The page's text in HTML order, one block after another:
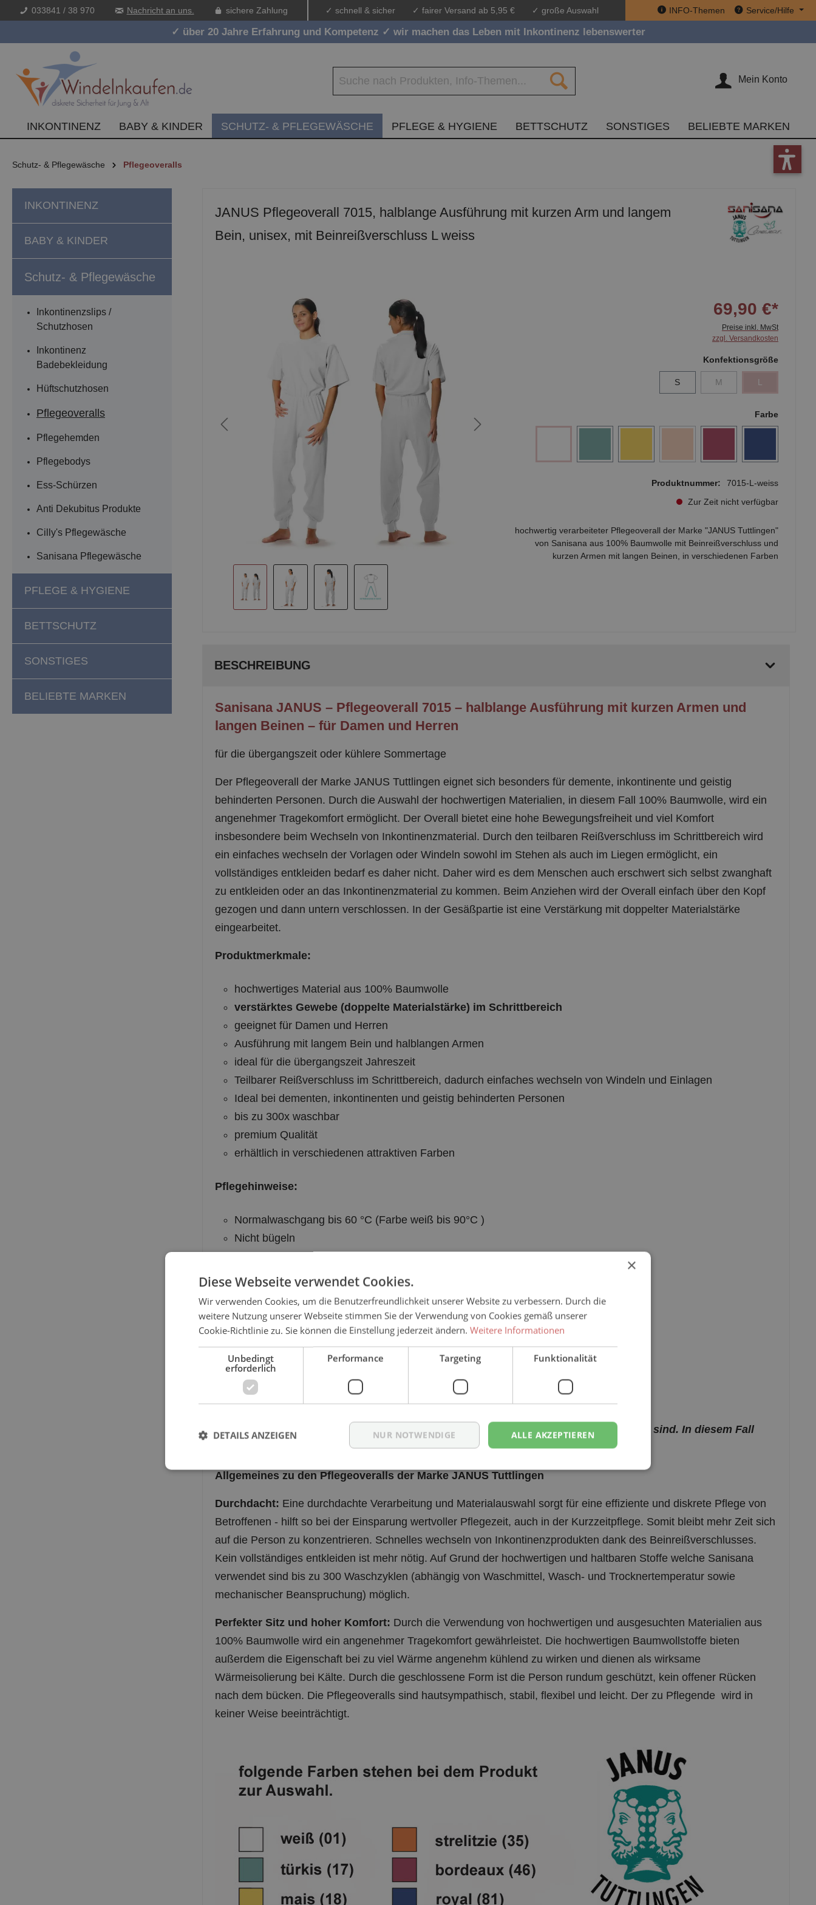
springen
033841 / 38 970 Nachricht an uns. sichere Zahlung ✓ schnell & sicher ✓ fairer Versand ab 5,95 € ✓ große Auswahl INFO-Themen Service/Hilfe
✓ über 20 Jahre Erfahrung und Kompetenz ✓ wir machen das Leben mit Inkontinenz lebenswerter
Mein Konto
INKONTINENZ BABY & KINDER SCHUTZ- & PFLEGEWÄSCHE PFLEGE & HYGIENE BETTSCHUTZ SONSTIGES BELIEBTE MARKEN
Schutz- & Pflegewäsche Pflegeoveralls
INKONTINENZ
BABY & KINDER
Schutz- & Pflegewäsche
Inkontinenzslips /
Schutzhosen
Inkontinenz
Badebekleidung
Hüftschutzhosen
Pflegeoveralls
Pflegehemden
Pflegebodys
Ess-Schürzen
Anti Dekubitus Produkte
Cilly's Pflegewäsche
Sanisana Pflegewäsche
PFLEGE & HYGIENE
BETTSCHUTZ
SONSTIGES
BELIEBTE MARKEN
JANUS Pflegeoverall 7015, halblange Ausführung mit kurzen Arm und langem
Bein, unisex, mit Beinreißverschluss L weiss
69,90 €*
Preise inkl. MwSt
zzgl. Versandkosten
Produktnummer:
7015-L-weiss
Zur Zeit nicht verfügbar
hochwertig verarbeiteter Pflegeoverall der Marke "JANUS Tuttlingen"
von Sanisana aus 100% Baumwolle mit Beinreißverschluss und
kurzen Armen mit langen Beinen, in verschiedenen Farben
Farbe
Konfektionsgröße
S M L
BESCHREIBUNG
Sanisana JANUS – Pflegeoverall 7015 – halblange Ausführung mit kurzen Armen und
langen Beinen – für Damen und Herren
für die übergangszeit oder kühlere Sommertage
Der Pflegeoverall der Marke JANUS Tuttlingen eignet sich besonders für demente, inkontinente und geistig
behinderten Personen. Durch die Auswahl der hochwertigen Materialien, in diesem Fall 100% Baumwolle, wird ein
angenehmer Tragekomfort ermöglicht. Der Overall bietet eine hohe Bewegungsfreiheit und viel Komfort
insbesondere beim Wechseln von Inkontinenzmaterial. Durch den teilbaren Reißverschluss im Schrittbereich wird
ein einfaches wechseln der Vorlagen oder Windeln sowohl im Stehen als auch im Liegen ermöglicht, ein
vollständiges entkleiden bedarf es daher nicht. Daher wird es dem Menschen auch erschwert sich selbst zwanghaft
zu entkleiden oder an das Inkontinenzmaterial zu kommen. Beim Anziehen wird der Overall einfach über den Kopf
gezogen und dann untern verschlossen. In der Gesäßpartie ist eine Verstärkung mit doppelter Materialstärke
eingearbeitet.
Produktmerkmale:
hochwertiges Material aus 100% Baumwolle
verstärktes Gewebe (doppelte Materialstärke) im Schrittbereich
geeignet für Damen und Herren
Ausführung mit langem Bein und halblangen Armen
ideal für die übergangszeit Jahreszeit
Teilbarer Reißverschluss im Schrittbereich, dadurch einfaches wechseln von Windeln und Einlagen
Ideal bei dementen, inkontinenten und geistig behinderten Personen
bis zu 300x waschbar
premium Qualität
erhältlich in verschiedenen attraktiven Farben
Pflegehinweise:
Normalwaschgang bis 60 °C (Farbe weiß bis 90°C )
Nicht bügeln
Chemischreinigung nicht möglich
erhältliche Größen:
S (für Sie: 40, für Ihn: 46)
M (für Sie: 42/44, für Ihn: 48/50)
L (für Sie: 46/48, für Ihn: 52/54)
Achtung es kann vorkommen das nicht alle Farben in allen Größen immer auf Lager sind. In diesem Fall
fragen wir bei Ihnen für Alternativen nach.
Allgemeines zu den Pflegeoveralls der Marke JANUS Tuttlingen
Durchdacht: Eine durchdachte Verarbeitung und Materialauswahl sorgt für eine effiziente und diskrete Pflege von
Betroffenen - hilft so bei der Einsparung wertvoller Pflegezeit, auch in der Kurzzeitpflege. Somit bleibt mehr Zeit sich
auf die Person zu konzentrieren. Schnelles wechseln von Inkontinenzprodukten dank des Beinreißverschlusses.
Kein vollständiges entkleiden ist mehr nötig. Auf Grund der hochwertigen und haltbaren Stoffe welche Sanisana
verwendet sind bis zu 300 Waschzyklen (abhängig von Waschmittel, Wasch- und Trocknertemperatur sowie
mechanischer Beanspruchung) möglich.
Perfekter Sitz und hoher Komfort: Durch die Verwendung von hochwertigen und ausgesuchten Materialien aus
100% Baumwolle wird ein angenehmer Tragekomfort gewährleistet. Die hochwertigen Baumwollstoffe bieten
außerdem die Eigenschaft bei zu viel Wärme angenehm kühlend zu wirken und dienen als wirksame
Wärmeisolierung bei Kälte. Durch die geschlossene Form ist die Person rundum geschützt, kein offener Rücken
nach dem bücken. Die Pflegeoveralls sind hautsympathisch, stabil, flexibel und leicht. Der zu Pflegende wird in
keiner Weise beeinträchtigt.
×
Diese Webseite verwendet Cookies.
Wir verwenden Cookies, um die Benutzerfreundlichkeit unserer Website zu verbessern. Durch die
weitere Nutzung unserer Webseite stimmen Sie der Verwendung von Cookies gemäß unserer
Cookie-Richtlinie zu. Sie können die Einstellung jederzeit ändern. Weitere Informationen
Unbedingt
erforderlich
Performance Targeting Funktionalität
ALLE AKZEPTIEREN
NUR NOTWENDIGE
DETAILS ANZEIGEN